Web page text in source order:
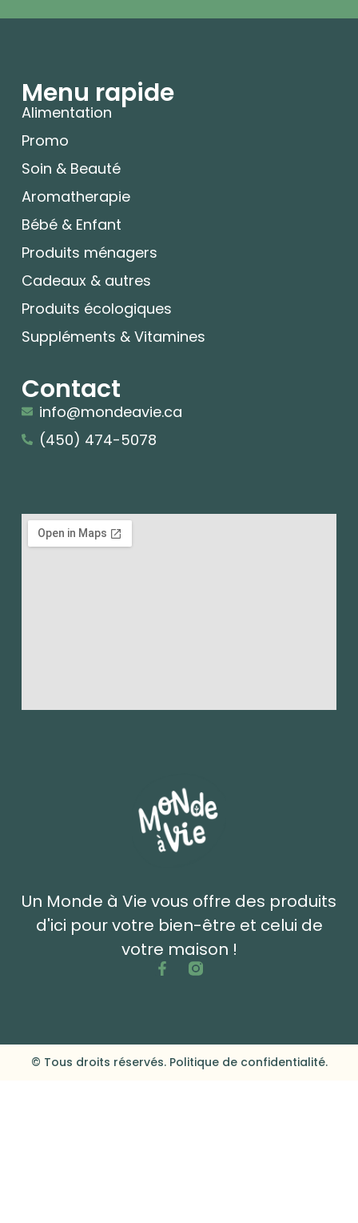
Un Monde à Vie vous offre des produits
d'ici pour votre bien-être et celui de
votre maison !
Menu rapide
Alimentation
Promo
Soin & Beauté
Aromatherapie
Bébé & Enfant
Produits ménagers
Cadeaux & autres
Produits écologiques
Suppléments & Vitamines
Contact
info@mondeavie.ca
(450) 474-5078
© Tous droits réservés. Politique de confidentialité.